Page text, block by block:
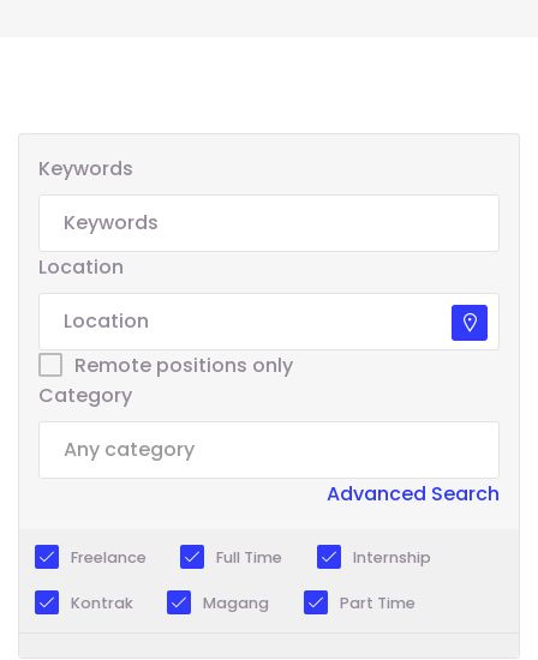
Keywords
Location
Remote positions only
Category
Advanced Search
Freelance Full Time Internship
Kontrak Magang Part Time